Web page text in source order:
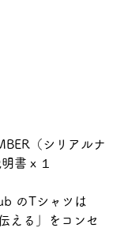
（シリアルナ
書ｘ１
のTシャツは
える」をコンセ